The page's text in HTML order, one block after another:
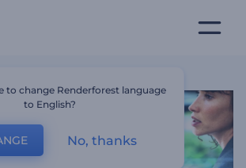
to change Renderforest language
to English?
No, thanks